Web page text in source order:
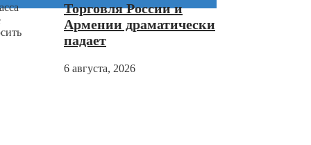
Торговля России и
Армении драматически
падает
6 августа, 2026